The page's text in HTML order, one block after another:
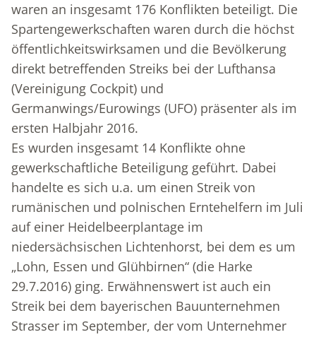
waren an insgesamt 176 Konflikten beteiligt. Die
Spartengewerkschaften waren durch die höchst
öffentlichkeitswirksamen und die Bevölkerung
direkt betreffenden Streiks bei der Lufthansa
(Vereinigung Cockpit) und
Germanwings/Eurowings (UFO) präsenter als im
ersten Halbjahr 2016.
Es wurden insgesamt 14 Konflikte ohne
gewerkschaftliche Beteiligung geführt. Dabei
handelte es sich u.a. um einen Streik von
rumänischen und polnischen Erntehelfern im Juli
auf einer Heidelbeerplantage im
niedersächsischen Lichtenhorst, bei dem es um
„Lohn, Essen und Glühbirnen“ (die Harke
29.7.2016) ging. Erwähnenswert ist auch ein
Streik bei dem bayerischen Bauunternehmen
Strasser im September, der vom Unternehmer